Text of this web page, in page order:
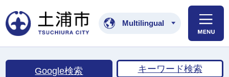
土浦市公式ホームペ
Multilingual
Google検索 キーワード検索